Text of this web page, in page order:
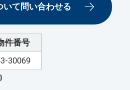
いて問い合わせる
件番号
30069